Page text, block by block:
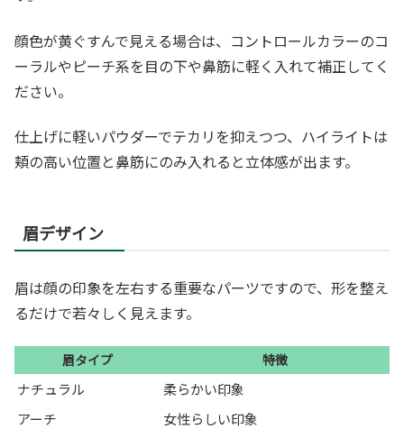
顔色が黄ぐすんで見える場合は、コントロールカラーのコ
ーラルやピーチ系を目の下や鼻筋に軽く入れて補正してく
ださい。
仕上げに軽いパウダーでテカリを抑えつつ、ハイライトは
頬の高い位置と鼻筋にのみ入れると立体感が出ます。
眉デザイン
眉は顔の印象を左右する重要なパーツですので、形を整え
るだけで若々しく見えます。
眉タイプ 特徴
ナチュラル
柔らかい印象
アーチ
女性らしい印象